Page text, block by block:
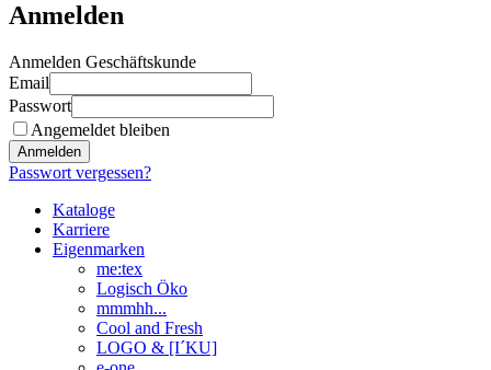
Anmelden
Anmelden Geschäftskunde
Email
Passwort
Angemeldet bleiben
Anmelden
Passwort vergessen?
Kataloge
Karriere
Eigenmarken
me:tex
Logisch Öko
mmmhh...
Cool and Fresh
LOGO & [I´KU]